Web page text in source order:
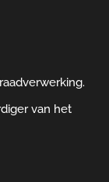
van het